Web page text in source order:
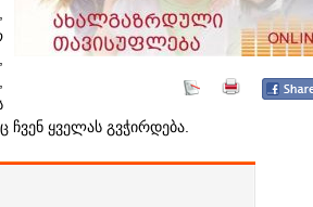
ჩვენ ყველას გვჭირდება.